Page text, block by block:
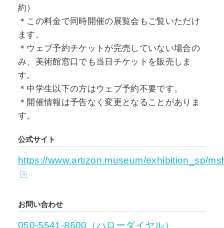
約）
＊この料金で同時開催の展覧会もご覧いただけ
ます。
＊ウェブ予約チケットが完売していない場合の
み、美術館窓口でも当日チケットを販売しま
す。
＊中学生以下の方はウェブ予約不要です。
＊開催情報は予告なく変更となることがありま
す。
公式サイト
https://www.artizon.museum/exhibition_sp/
お問い合わせ
050-5541-8600（ハローダイヤル）